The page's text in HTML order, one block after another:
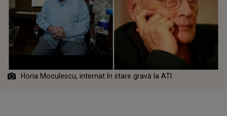
Horia Moculescu, internat în stare gravă la ATI.